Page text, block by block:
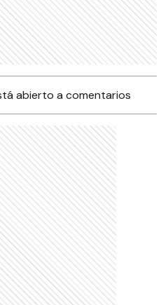
abierto a comentarios